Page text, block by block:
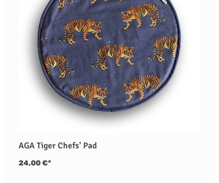
AGA Tiger Chefs' Pad
24,00 €*